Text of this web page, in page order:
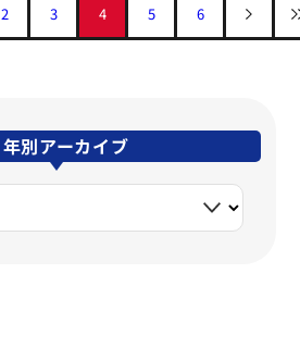
2 3 4 5 6
年別アーカイブ